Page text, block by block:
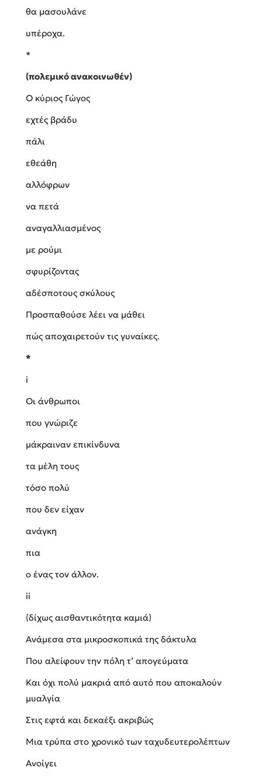
θα μασουλάνε
υπέροχα.
*
(πολεμικό ανακοινωθέν)
Ο κύριος Γώγος
εχτές βράδυ
πάλι
εθεάθη
αλλόφρων
να πετά
αναγαλλιασμένος
με ρούμι
σφυρίζοντας
αδέσποτους σκύλους
Προσπαθούσε λέει να μάθει
πώς αποχαιρετούν τις γυναίκες.
*
i
Oι άνθρωποι
που γνώριζε
μάκραιναν επικίνδυνα
τα μέλη τους
τόσο πολύ
που δεν είχαν
ανάγκη
πια
ο ένας τον άλλον.
ii
(δίχως αισθαντικότητα καμιά)
Ανάμεσα στα μικροσκοπικά της δάκτυλα
Που αλείφουν την πόλη τ’ απογεύματα
Και όχι πολύ μακριά από αυτό που αποκαλούν
μυαλγία
Στις εφτά και δεκαέξι ακριβώς
Μια τρύπα στο χρονικό των ταχυδευτερολέπτων
Ανοίγει